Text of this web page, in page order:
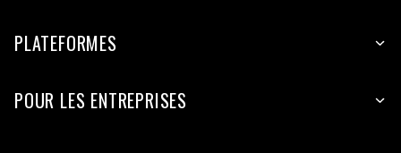
PLATEFORMES
POUR LES ENTREPRISES